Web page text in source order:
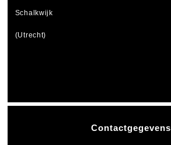
Contactgegevens
Schalkwijk
(Utrecht)